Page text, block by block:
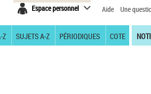
Espace personnel Aide Une
Z SUJETS A-Z PÉRIODIQUES COTE